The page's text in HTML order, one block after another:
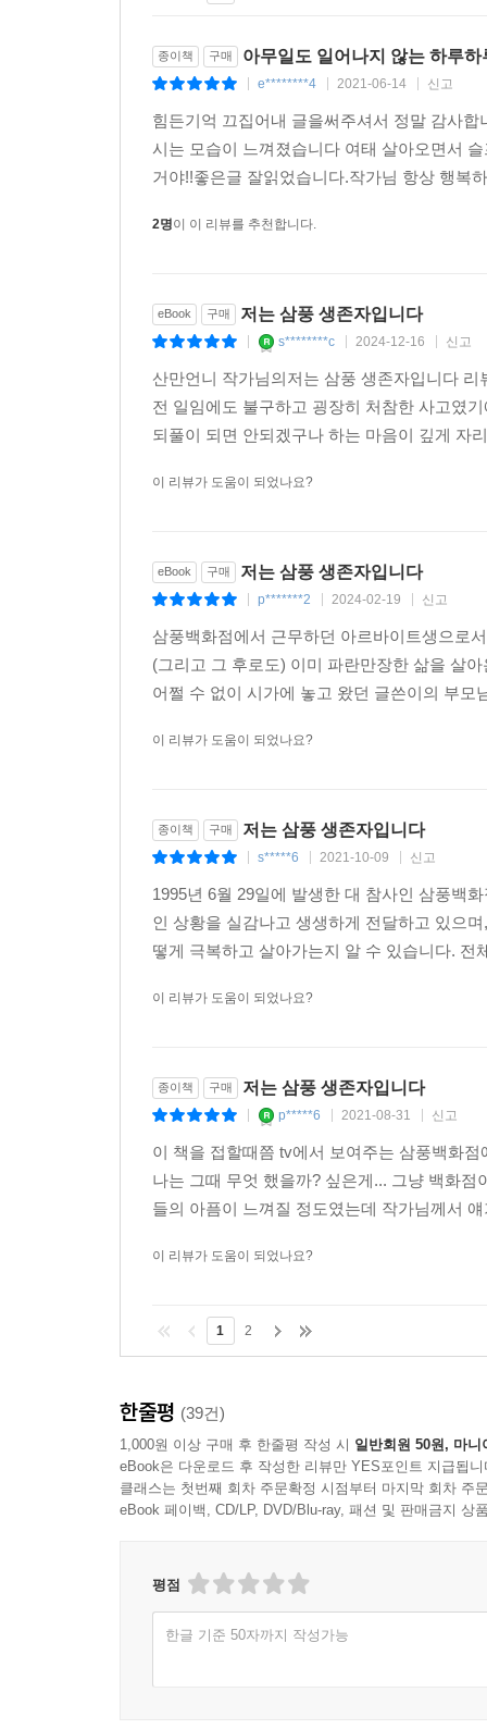
종이책 구매 아무일도 일어나지 않는 하루
e********4 2021-06-14 신고
힘든기억 끄집어내 글을써주셔서 정말 감사
시는 모습이 느껴졌습니다 여태 살아오면서
거야!!좋은글 잘읽었습니다.작가님 항상 행복
2명이 이 리뷰를 추천합니다.
eBook 구매 저는 삼풍 생존자입니다
s********c 2024-12-16 신고
산만언니 작가님의저는 삼풍 생존자입니다
전 일임에도 불구하고 굉장히 처참한 사고였
되풀이 되면 안되겠구나 하는 마음이 깊게 자
이 리뷰가 도움이 되었나요?
eBook 구매 저는 삼풍 생존자입니다
p*******2 2024-02-19 신고
삼풍백화점에서 근무하던 아르바이트생으로
(그리고 그 후로도) 이미 파란만장한 삶을 살
어쩔 수 없이 시가에 놓고 왔던 글쓴이의 부
이 리뷰가 도움이 되었나요?
종이책 구매 저는 삼풍 생존자입니다
s*****6 2021-10-09 신고
1995년 6월 29일에 발생한 대 참사인 삼풍백
인 상황을 실감나고 생생하게 전달하고 있으
떻게 극복하고 살아가는지 알 수 있습니다.
이 리뷰가 도움이 되었나요?
종이책 구매 저는 삼풍 생존자입니다
p*****6 2021-08-31 신고
이 책을 접할때쯤 tv에서 보여주는 삼풍백화
나는 그때 무엇 했을까? 싶은게... 그냥 백화
들의 아픔이 느껴질 정도였는데 작가님께서
이 리뷰가 도움이 되었나요?
1 2
한줄평 (39건)
1,000원 이상 구매 후 한줄평 작성 시 일반회원 50원, 마니
eBook은 다운로드 후 작성한 리뷰만 YES포인트 지급됩니
클래스는 첫번째 회차 주문확정 시점부터 마지막 회차 주
eBook 페이백, CD/LP, DVD/Blu-ray, 패션 및 판매금지 상
평점
한글 기준 50자까지 작성가능